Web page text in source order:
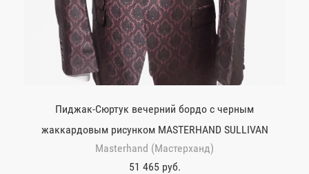
Пиджак-Сюртук вечерний бордо с черным
жаккардовым рисунком MASTERHAND SULLIVAN
Masterhand (Мастерханд)
51 465 руб.